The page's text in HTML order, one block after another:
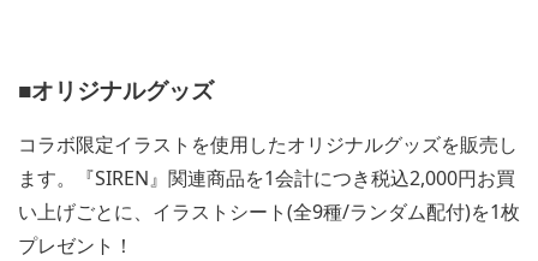
■オリジナルグッズ
コラボ限定イラストを使用したオリジナルグッズを販売し
ます。『SIREN』関連商品を1会計につき税込2,000円お買
い上げごとに、イラストシート(全9種/ランダム配付)を1枚
プレゼント！